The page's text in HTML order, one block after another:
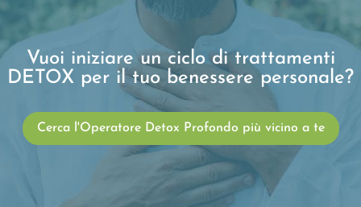
Vuoi iniziare un ciclo di trattamenti
DETOX per il tuo benessere personale?
Cerca l'Operatore Detox Profondo più vicino a te